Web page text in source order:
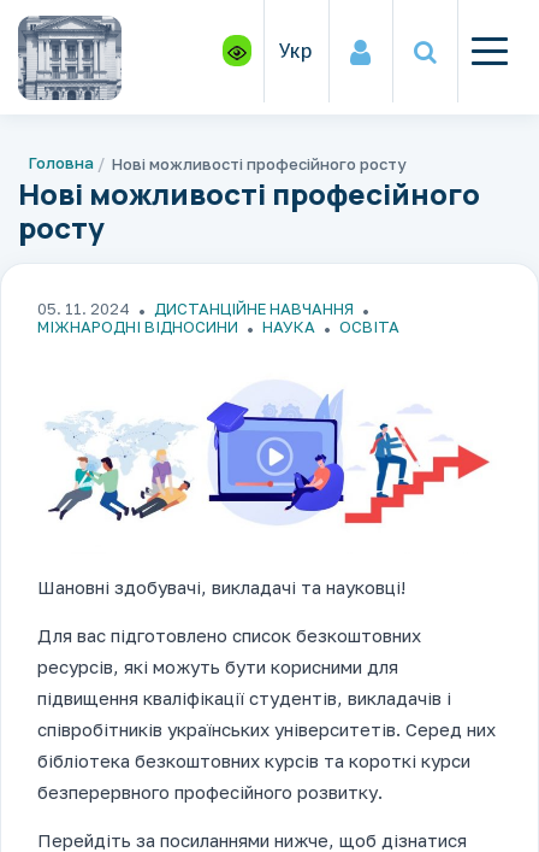
Укр
Головна Нові можливості професійного росту
Нові можливості професійного
росту
05. 11. 2024
ДИСТАНЦІЙНЕ НАВЧАННЯ
МІЖНАРОДНІ ВІДНОСИНИ
НАУКА ОСВІТА
Шановні здобувачі, викладачі та науковці!
Для вас підготовлено список безкоштовних
ресурсів, які можуть бути корисними для
підвищення кваліфікації студентів, викладачів і
співробітників українських університетів. Серед них
бібліотека безкоштовних курсів та короткі курси
безперервного професійного розвитку.
Перейдіть за посиланнями нижче, щоб дізнатися